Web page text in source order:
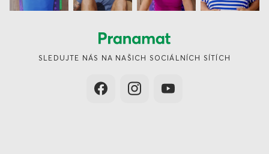
SLEDUJTE NÁS NA NAŠICH SOCIÁLNÍCH SÍTÍCH